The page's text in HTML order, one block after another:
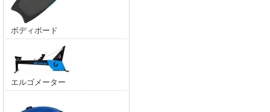
ボディボード
エルゴメーター